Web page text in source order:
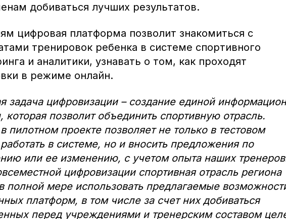
добиваться лучших результатов.
цифровая платформа позволит знакомиться с
тренировок ребенка в системе спортивного
и аналитики, узнавать о том, как проходят
в режиме онлайн.
задача цифровизации – создание единой
которая позволит объединить спортивную отрасль.
пилотном проекте позволяет не только в тестовом
в системе, но и вносить предложения по
или ее изменению, с учетом опыта наших
цифровизации спортивная отрасль региона
полной мере использовать предлагаемые
платформ, в том числе за счет них добиваться
перед учреждениями и тренерским составом